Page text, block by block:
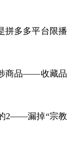
拼多多平台限播
商品——收藏品
2——漏掉“宗教